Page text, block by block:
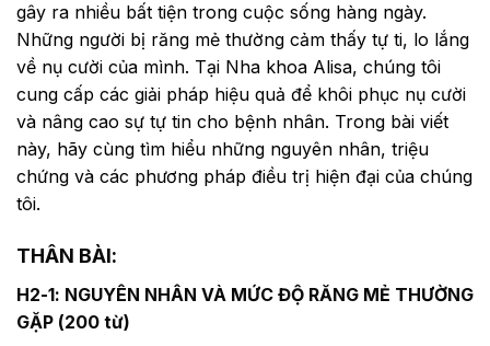
gây ra nhiều bất tiện trong cuộc sống hàng ngày.
Những người bị răng mẻ thường cảm thấy tự ti, lo lắng
về nụ cười của mình. Tại Nha khoa Alisa, chúng tôi
cung cấp các giải pháp hiệu quả để khôi phục nụ cười
và nâng cao sự tự tin cho bệnh nhân. Trong bài viết
này, hãy cùng tìm hiểu những nguyên nhân, triệu
chứng và các phương pháp điều trị hiện đại của chúng
tôi.
THÂN BÀI:
H2-1: NGUYÊN NHÂN VÀ MỨC ĐỘ RĂNG MẺ THƯỜNG
GẶP (200 từ)